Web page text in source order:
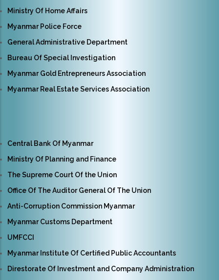
Ministry Of Home Affairs
Myanmar Police Force
General Administrative Department
Bureau Of Special Investigation
Myanmar Gold Entrepreneurs Association
Myanmar Real Estate Services Association
Central Bank Of Myanmar
Ministry Of Planning and Finance
The Supreme Court Of the Union
Office Of The Auditor General Of The Union
Anti-Corruption Commission Myanmar
Myanmar Customs Department
UMFCCI
Myanmar Institute Of Certified Public Accountants
Direstorate Of Investment and Company Administration